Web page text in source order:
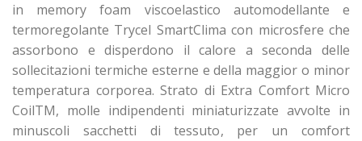
in memory foam viscoelastico automodellante e
termoregolante Trycel SmartClima con microsfere che
assorbono e disperdono il calore a seconda delle
sollecitazioni termiche esterne e della maggior o minor
temperatura corporea. Strato di Extra Comfort Micro
CoilTM, molle indipendenti miniaturizzate avvolte in
minuscoli sacchetti di tessuto, per un comfort